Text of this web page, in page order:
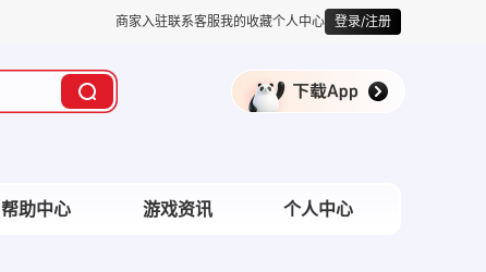
商家入驻联系客服我的收藏个人中心 登录/注册
帮助中心 游戏资讯 个人中心